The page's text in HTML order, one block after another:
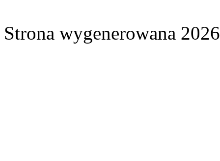
Strona wygenerowana